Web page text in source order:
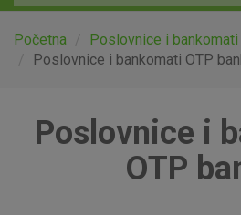
Mala poduzeća i obrtnici
Globalna tržišta
Početna
Poslovnice i bankomati
Poslovnice i bankomati OTP
Poslovnice i
OTP